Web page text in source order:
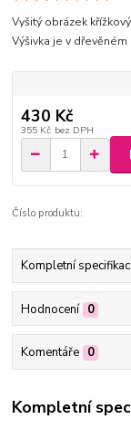
Vyšitý obrázek
Výšivka je v
430 Kč
355 Kč bez DPH
Číslo produktu:
Kompletní
Hodnocení 0
Komentáře 0
Kompletní